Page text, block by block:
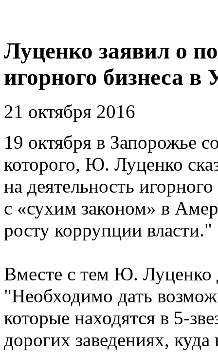
Луценко заявил о
игорного бизнеса в
21 октября 2016
19 октября в Запорожье
которого, Ю. Луценко
на деятельность
с «сухим законом» в
росту коррупции власти."
Вместе с тем Ю. Луценко
"Необходимо дать
которые находятся в 5-
дорогих заведениях,